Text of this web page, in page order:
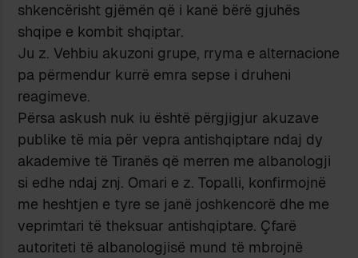
shkencërisht gjëmën që i kanë bërë gjuhës
shqipe e kombit shqiptar.
Ju z. Vehbiu akuzoni grupe, rryma e alternacione
pa përmendur kurrë emra sepse i druheni
reagimeve.
Përsa askush nuk iu është përgjigjur akuzave
publike të mia për vepra antishqiptare ndaj dy
akademive të Tiranës që merren me albanologji
si edhe ndaj znj. Omari e z. Topalli, konfirmojnë
me heshtjen e tyre se janë joshkencorë dhe me
veprimtari të theksuar antishqiptare. Çfarë
autoriteti të albanologjisë mund të mbrojnë